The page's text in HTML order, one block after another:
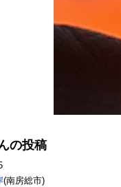
の投稿
(南房総市)